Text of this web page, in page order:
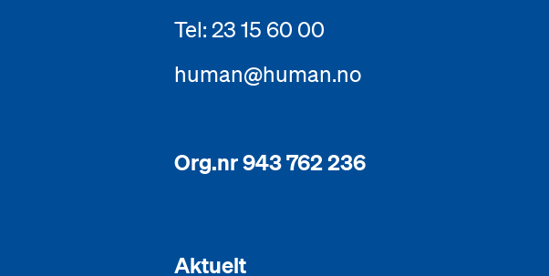
Tel: 23 15 60 00
human@human.no
Org.nr 943 762 236
Aktuelt